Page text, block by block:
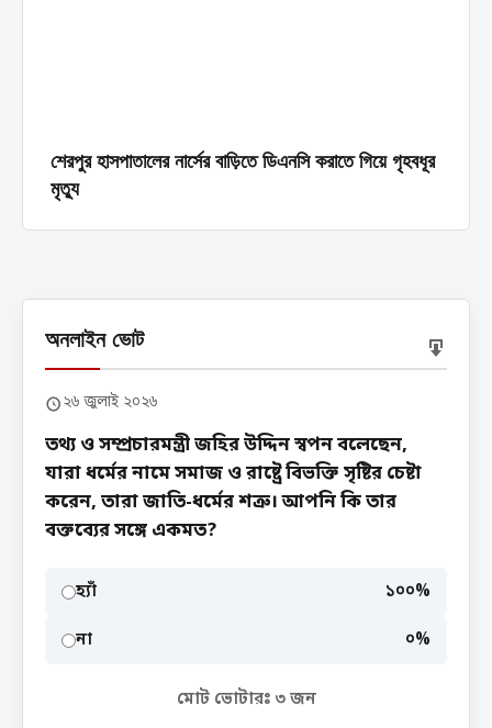
শেরপুর হাসপাতালের নার্সের বাড়িতে ডিএনসি করাতে গিয়ে গৃহবধূর
মৃত্যু
অনলাইন ভোট
২৬ জুলাই ২০২৬
তথ্য ও সম্প্রচারমন্ত্রী জহির উদ্দিন স্বপন বলেছেন,
যারা ধর্মের নামে সমাজ ও রাষ্ট্রে বিভক্তি সৃষ্টির চেষ্টা
করেন, তারা জাতি-ধর্মের শত্রু। আপনি কি তার
বক্তব্যের সঙ্গে একমত?
হ্যাঁ ১০০%
না ০%
মোট ভোটারঃ ৩জন